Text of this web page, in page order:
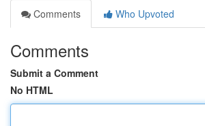
Comments
Who Upvoted
Comments
Submit a Comment
No HTML